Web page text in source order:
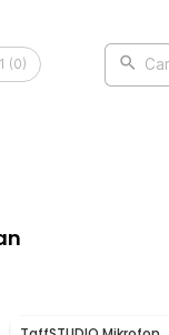
1 (0)